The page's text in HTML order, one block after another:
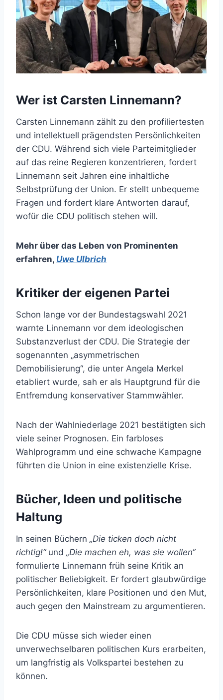
Wer ist Carsten Linnemann?
Carsten Linnemann zählt zu den profiliertesten
und intellektuell prägendsten Persönlichkeiten
der CDU. Während sich viele Parteimitglieder
auf das reine Regieren konzentrieren, fordert
Linnemann seit Jahren eine inhaltliche
Selbstprüfung der Union. Er stellt unbequeme
Fragen und fordert klare Antworten darauf,
wofür die CDU politisch stehen will.
Mehr über das Leben von Prominenten
erfahren, Uwe Ulbrich
Kritiker der eigenen Partei
Schon lange vor der Bundestagswahl 2021
warnte Linnemann vor dem ideologischen
Substanzverlust der CDU. Die Strategie der
sogenannten „asymmetrischen
Demobilisierung“, die unter Angela Merkel
etabliert wurde, sah er als Hauptgrund für die
Entfremdung konservativer Stammwähler.
Nach der Wahlniederlage 2021 bestätigten sich
viele seiner Prognosen. Ein farbloses
Wahlprogramm und eine schwache Kampagne
führten die Union in eine existenzielle Krise.
Bücher, Ideen und politische
Haltung
In seinen Büchern „Die ticken doch nicht
richtig!“und „Die machen eh, was sie wollen“
formulierte Linnemann früh seine Kritik an
politischer Beliebigkeit. Er fordert glaubwürdige
Persönlichkeiten, klare Positionen und den Mut,
auch gegen den Mainstream zu argumentieren.
Die CDU müsse sich wieder einen
unverwechselbaren politischen Kurs erarbeiten,
um langfristig als Volkspartei bestehen zu
können.